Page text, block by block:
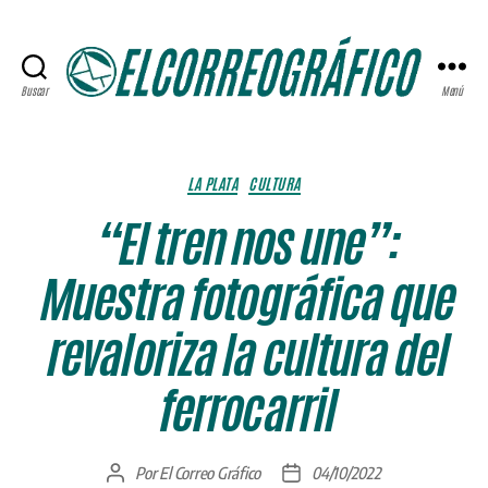
Buscar Menú
Categorías
LA PLATA CULTURA
“El tren nos une”:
Muestra fotográfica que
revaloriza la cultura del
ferrocarril
AutorPorEl Correo Gráfico
Fecha04/10/2022